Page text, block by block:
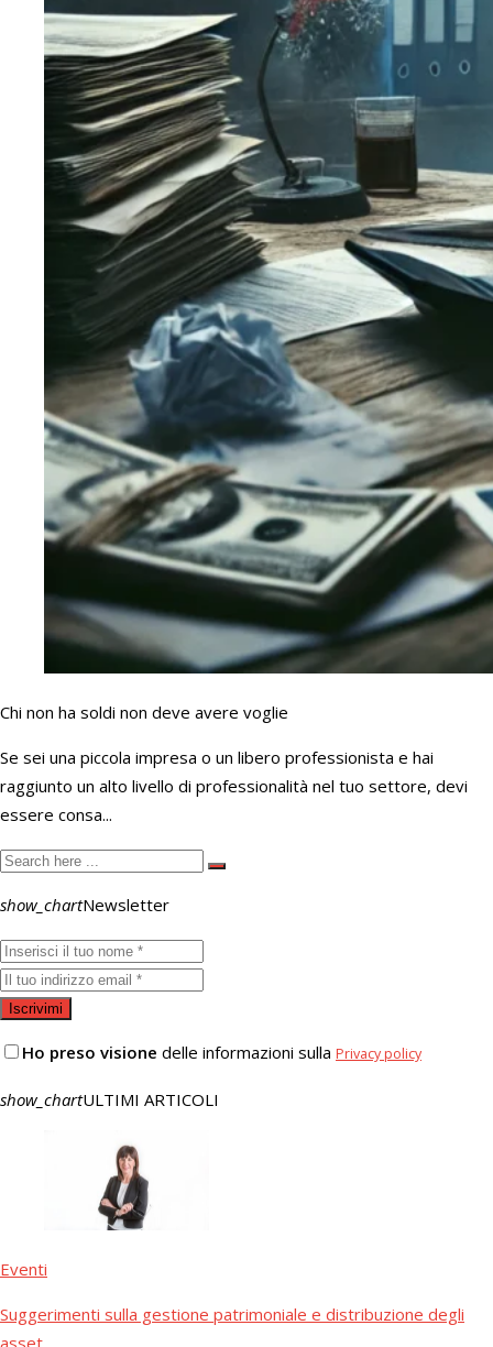
Chi non ha soldi non deve avere voglie
Se sei una piccola impresa o un libero professionista e hai
raggiunto un alto livello di professionalità nel tuo settore, devi
essere consa...
show_chartNewsletter
Ho preso visione delle informazioni sulla Privacy policy
show_chartULTIMI ARTICOLI
Eventi
Suggerimenti sulla gestione patrimoniale e distribuzione degli